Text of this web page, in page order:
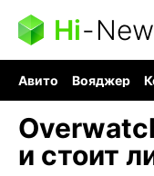
Hi-
Авито Вояджер
и стоит